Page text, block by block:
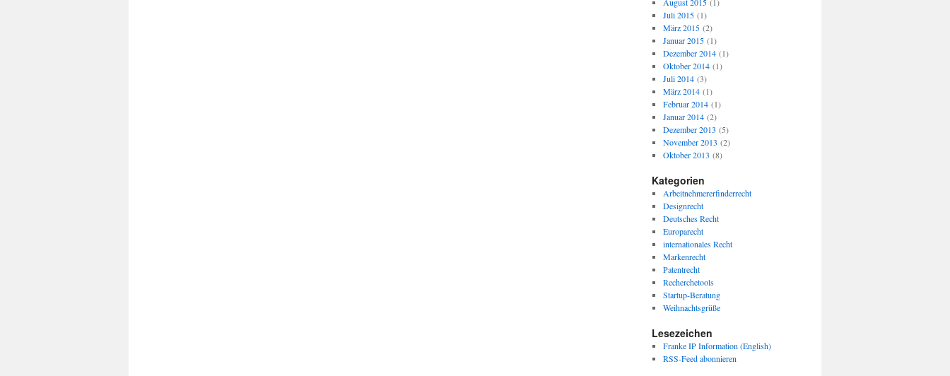
Juli 2015(1)
März 2015(2)
Januar 2015(1)
Dezember 2014(1)
Oktober 2014(1)
Juli 2014(3)
März 2014(1)
Februar 2014(1)
Januar 2014(2)
Dezember 2013 (5)
November 2013 (2)
Oktober 2013 (8)
Kategorien
Arbeitnehmererfinderrecht
Designrecht
Deutsches Recht
Europarecht
internationales Recht
Markenrecht
Patentrecht
Recherchetools
Startup-Beratung
Weihnachtsgrüße
Lesezeichen
Franke IP Information (English)
RSS-Feed abonnieren